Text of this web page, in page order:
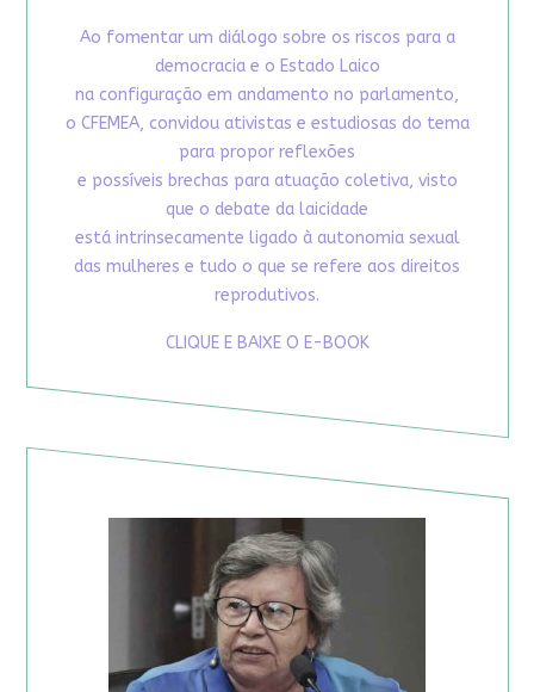
Ao fomentar um diálogo sobre os riscos para a
democracia e o Estado Laico
na configuração em andamento no parlamento,
o CFEMEA, convidou ativistas e estudiosas do tema
para propor reflexões
e possíveis brechas para atuação coletiva, visto
que o debate da laicidade
está intrinsecamente ligado à autonomia sexual
das mulheres e tudo o que se refere aos direitos
reprodutivos.
CLIQUE E BAIXE O E-BOOK